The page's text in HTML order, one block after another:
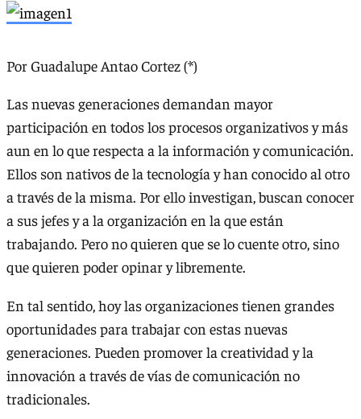
Por Guadalupe Antao Cortez (*)
Las nuevas generaciones demandan mayor
participación en todos los procesos organizativos y más
aun en lo que respecta a la información y comunicación.
Ellos son nativos de la tecnología y han conocido al otro
a través de la misma. Por ello investigan, buscan conocer
a sus jefes y a la organización en la que están
trabajando. Pero no quieren que se lo cuente otro, sino
que quieren poder opinar y libremente.
En tal sentido, hoy las organizaciones tienen grandes
oportunidades para trabajar con estas nuevas
generaciones. Pueden promover la creatividad y la
innovación a través de vías de comunicación no
tradicionales.